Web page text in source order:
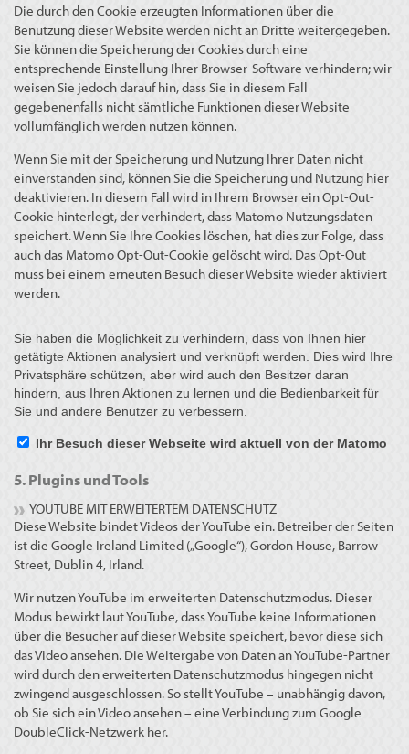
Die durch den Cookie erzeugten Informationen über die
Benutzung dieser Website werden nicht an Dritte weitergegeben.
Sie können die Speicherung der Cookies durch eine
entsprechende Einstellung Ihrer Browser-Software verhindern; wir
weisen Sie jedoch darauf hin, dass Sie in diesem Fall
gegebenenfalls nicht sämtliche Funktionen dieser Website
vollumfänglich werden nutzen können.
Wenn Sie mit der Speicherung und Nutzung Ihrer Daten nicht
einverstanden sind, können Sie die Speicherung und Nutzung hier
deaktivieren. In diesem Fall wird in Ihrem Browser ein Opt-Out-
Cookie hinterlegt, der verhindert, dass Matomo Nutzungsdaten
speichert. Wenn Sie Ihre Cookies löschen, hat dies zur Folge, dass
auch das Matomo Opt-Out-Cookie gelöscht wird. Das Opt-Out
muss bei einem erneuten Besuch dieser Website wieder aktiviert
werden.
5. Plugins und Tools
YOUTUBE MIT ERWEITERTEM DATENSCHUTZ
Diese Website bindet Videos der YouTube ein. Betreiber der Seiten
ist die Google Ireland Limited („Google“), Gordon House, Barrow
Street, Dublin 4, Irland.
Wir nutzen YouTube im erweiterten Datenschutzmodus. Dieser
Modus bewirkt laut YouTube, dass YouTube keine Informationen
über die Besucher auf dieser Website speichert, bevor diese sich
das Video ansehen. Die Weitergabe von Daten an YouTube-Partner
wird durch den erweiterten Datenschutzmodus hingegen nicht
zwingend ausgeschlossen. So stellt YouTube – unabhängig davon,
ob Sie sich ein Video ansehen – eine Verbindung zum Google
DoubleClick-Netzwerk her.